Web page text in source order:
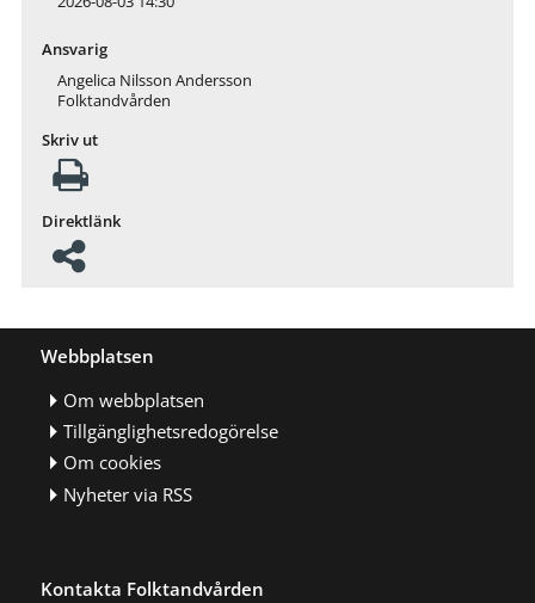
Ansvarig
Angelica Nilsson Andersson
Folktandvården
Skriv ut
Direktlänk
Webbplatsen
Om webbplatsen
Tillgänglighetsredogörelse
Om cookies
Nyheter via RSS
Kontakta Folktandvården